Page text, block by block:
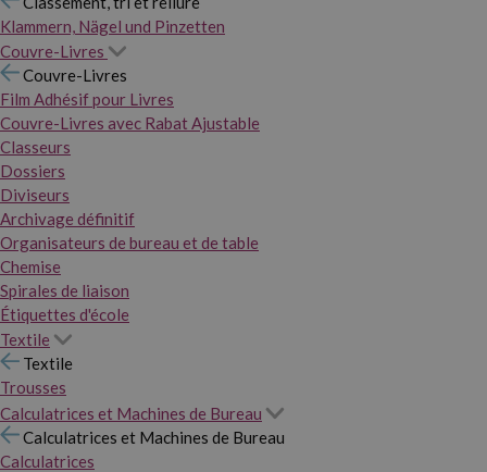
Klammern, Nägel und Pinzetten
Couvre-Livres
Couvre-Livres
Film Adhésif pour Livres
Couvre-Livres avec Rabat Ajustable
Classeurs
Dossiers
Diviseurs
Archivage définitif
Organisateurs de bureau et de table
Chemise
Spirales de liaison
Étiquettes d'école
Textile
Textile
Trousses
Calculatrices et Machines de Bureau
Calculatrices et Machines de Bureau
Calculatrices